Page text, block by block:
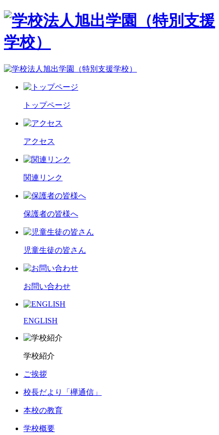
トップページ
アクセス
関連リンク
保護者の皆様へ
児童生徒の皆さん
お問い合わせ
ENGLISH
学校紹介
ご挨拶
校長だより「欅通信」
本校の教育
学校概要